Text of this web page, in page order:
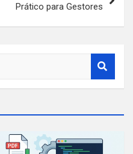
Prático para Gestores